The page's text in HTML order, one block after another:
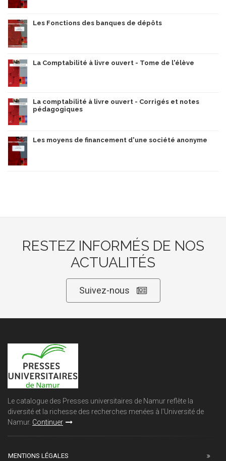
Les Fonctions des banques de dépôts
La Comptabilité à livre ouvert - Tome de l'élève
La comptabilité à livre ouvert - Corrigés et notes
pédagogiques
Les moyens de financement d'une société anonyme
RESTEZ INFORMÉS DE NOS
ACTUALITÉS
Suivez-nous
Le catalogue des Presses universitaires de Namur reflète la
diversité et la richesse des recherches menées à l'Université de
Namur. Continuer
MENTIONS LÉGALES